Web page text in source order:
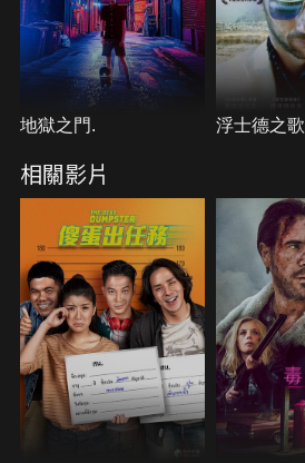
地獄之門. 浮士德之歌
相關影片